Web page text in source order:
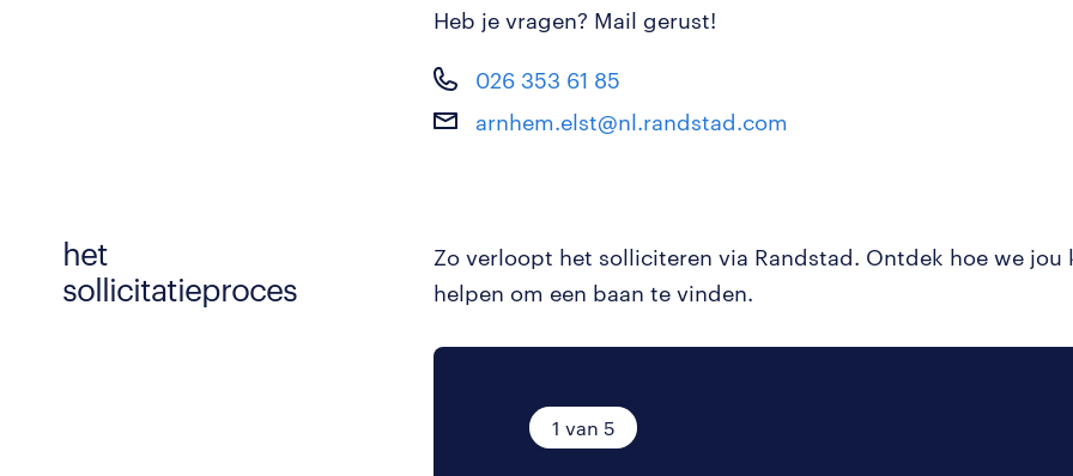
Heb je vragen? Mail gerust!
026 353 61 85
arnhem.elst@nl.randstad.com
het
sollicitatieproces
Zo verloopt het solliciteren via Randstad. Ontdek hoe we jou
helpen om een baan te vinden.
1 van 5